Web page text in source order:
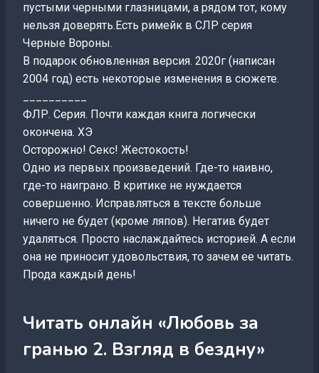
пустыми черными глазницами, а рядом тот, кому
нельзя доверять.Есть римейк в СЛР серия
Черные Вороны.
В подарок обновленная версия. 2020г (написан
2004 год) есть некоторые изменения в сюжете.
ФЛР. Серия. Почти каждая книга логически
окончена. ХЭ
Осторожно! Секс! Жестокость!
Одно из первых произведений. Где-то наивно,
где-то наиграно. В критике не нуждается
совершенно. Исправляться в тексте больше
ничего не будет (кроме ляпов). Негатив будет
удаляться. Просто наслаждайтесь историей. А если
она не приносит удовольствия, то зачем ее читать.
Прода каждый день!
Читать онлайн «Любовь за
гранью 2. Взгляд в бездну»